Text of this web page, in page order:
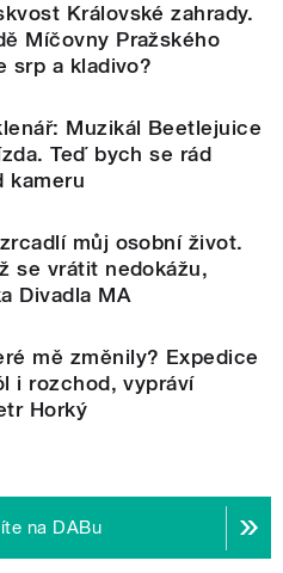
Královské zahrady.
Míčovny Pražského
srp a kladivo?
Muzikál Beetlejuice
Teď bych se rád
kameru
můj osobní život.
se vrátit nedokážu,
Divadla MA
mě změnily? Expedice
i rozchod, vypráví
Horký
na DABu